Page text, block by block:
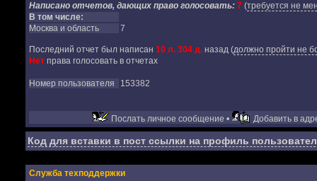
Написано отчетов, дающих право голосовать: 7(требуется не
В том числе:
Москва и область
7
Последний отчет был написан 10 л. 304 д.назад(должно пройти не
Нетправа голосовать в отчетах
Номер пользователя 153382
Послать личное сообщение • Добавить в
Код для вставки в пост ссылки на профиль
Служба техподдержки